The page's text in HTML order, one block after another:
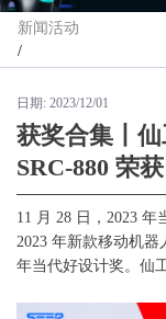
新闻活动
/
日期: 2023/12/01
获奖合集丨
SRC-880 荣
11 月 28 日，2023
2023 年新款移动机器
年当代好设计奖。仙